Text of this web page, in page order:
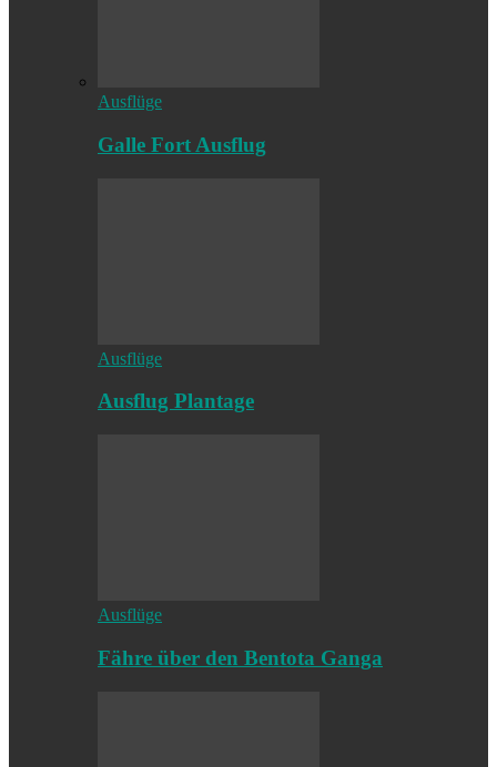
Ausflüge
Galle Fort Ausflug
Ausflüge
Ausflug Plantage
Ausflüge
Fähre über den Bentota Ganga